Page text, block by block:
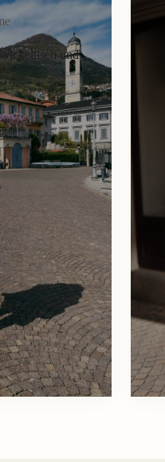
und